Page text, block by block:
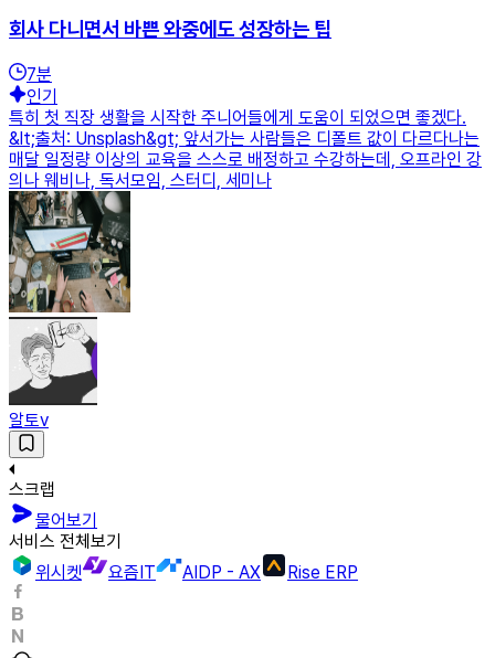
회사 다니면서 바쁜 와중에도 성장하는 팁
7분
인기
특히 첫 직장 생활을 시작한 주니어들에게 도움이 되었으면 좋겠다.
&lt;출처: Unsplash&gt; 앞서가는 사람들은 디폴트 값이 다르다나는
매달 일정량 이상의 교육을 스스로 배정하고 수강하는데, 오프라인 강
의나 웨비나, 독서모임, 스터디, 세미나
알토v
스크랩
물어보기
서비스 전체보기
위시켓
요즘IT AIDP - AX Rise ERP